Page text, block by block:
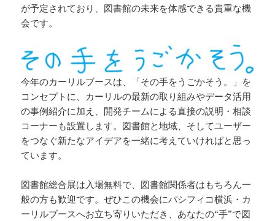
が予定されており、図書館の未来を体感できる貴重な機
会です。
今年のカーリルブースは、「その手をうごかそう。」を
コンセプトに、カーリルの最新の取り組みやデータ活用
の事例紹介に加え、開発チームによる直接の説明・相談
コーナーも設置します。図書館と地域、そしてユーザー
をつなぐ新たなアイデアを一緒に考えていければと思っ
ています。
図書館総合展は入場無料で、図書館関係者はもちろん一
般の方も歓迎です。ぜひこの機会にパシフィコ横浜・カ
ーリルブースへお立ち寄りいただき、あなたの“手”で図